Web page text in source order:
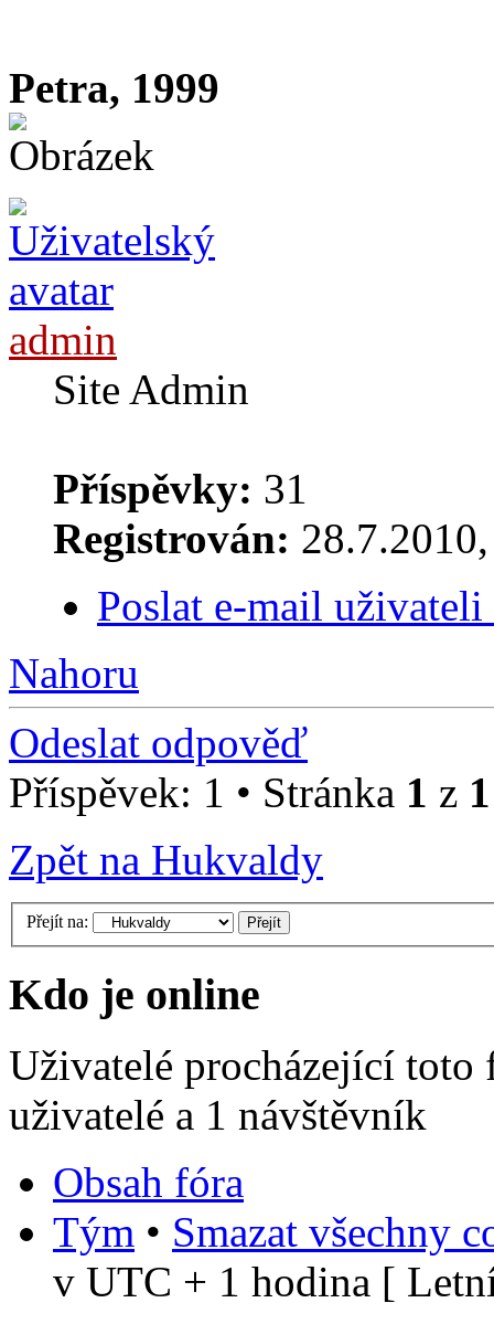
Petra, 1999
admin
Site Admin
Příspěvky: 31
Registrován:
Poslat e-mail
Nahoru
Odeslat odpověď
Příspěvek: 1 • Stránka 1 z 1
Zpět na Hukvaldy
Přejít na:
Kdo je online
Uživatelé procházející
uživatelé a 1 návštěvník
Obsah fóra
Tým • Smazat všechny
v UTC + 1 hodina [